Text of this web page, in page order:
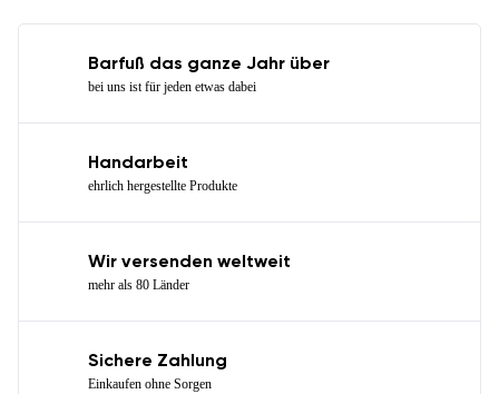
Barfuß das ganze Jahr über
bei uns ist für jeden etwas dabei
Handarbeit
ehrlich hergestellte Produkte
Wir versenden weltweit
mehr als 80 Länder
Sichere Zahlung
Einkaufen ohne Sorgen